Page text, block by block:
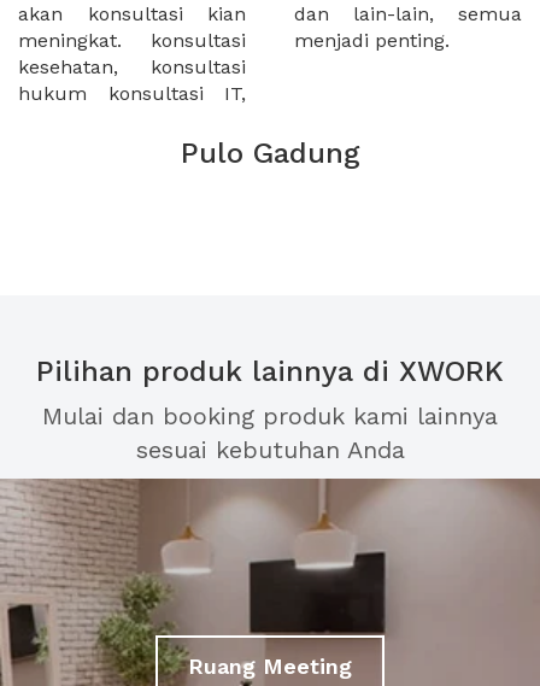
akan konsultasi kian
meningkat. konsultasi
kesehatan, konsultasi
hukum konsultasi IT,
dan lain-lain, semua
menjadi penting.
Pulo Gadung
Pilihan produk lainnya di XWORK
Mulai dan booking produk kami lainnya
sesuai kebutuhan Anda
Ruang Meeting